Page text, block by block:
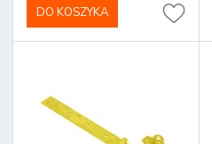
DO KOSZYKA